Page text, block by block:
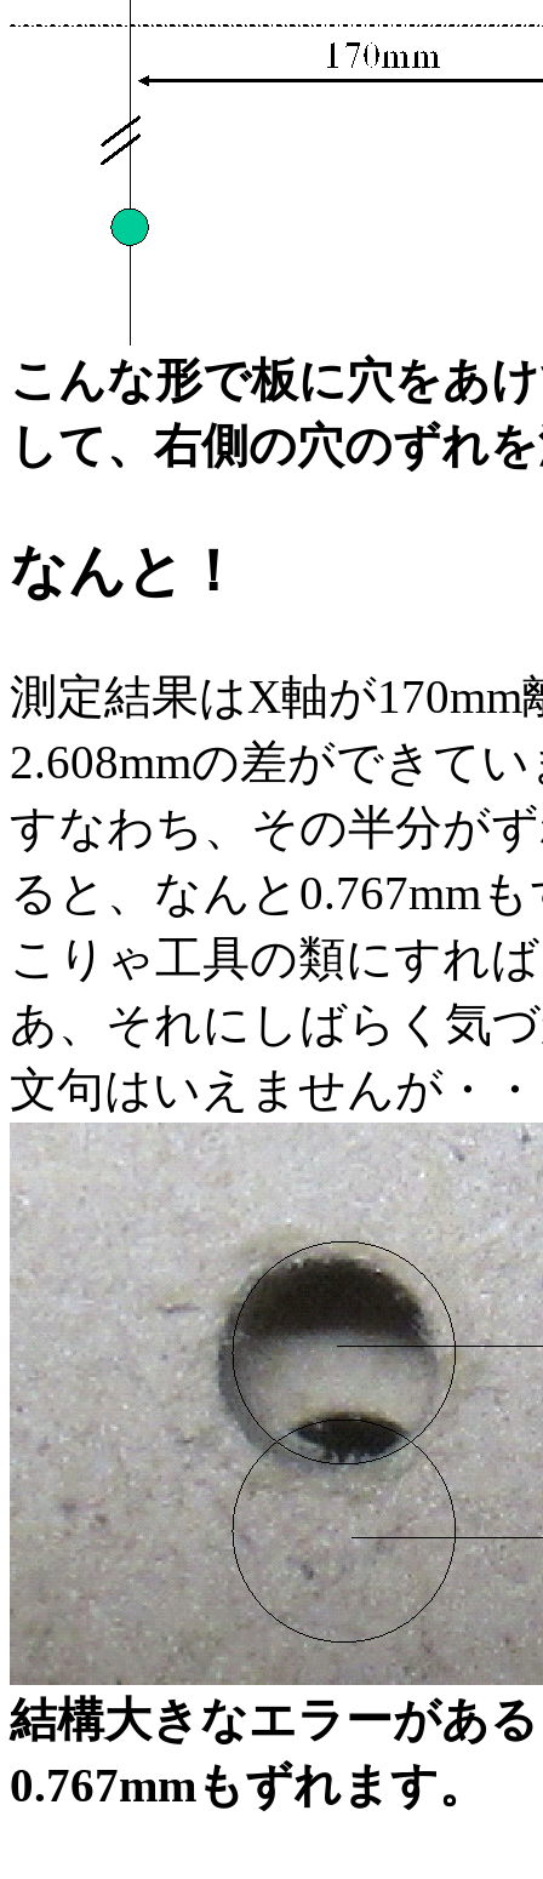
こんな形で板に穴をあ
して、右側の穴のずれ
なんと！
測定結果はX軸が
2.608mmの差ができて
すなわち、その半分が
ると、なんと0.767mm
こりゃ工具の類にすれ
あ、それにしばらく気
文句はいえませんが・
結構大きなエラーがあ
0.767mmもずれます。